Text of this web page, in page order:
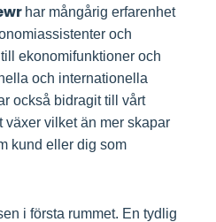
har mångårig erfarenhet
och
ekonomifunktioner och
och internationella
också bidragit till vårt
växer vilket än mer skapar
kund eller dig som
i första rummet. En tydlig